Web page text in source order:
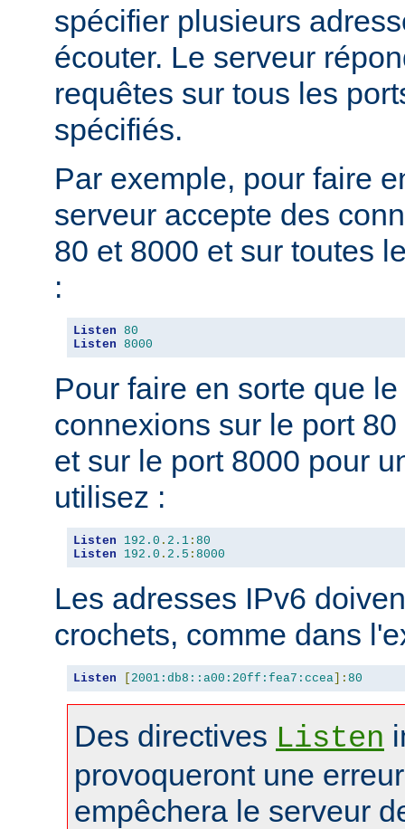
spécifier plusieurs
écouter. Le serveur
requêtes sur tous les
spécifiés.
Par exemple, pour faire
serveur accepte des
80 et 8000 et sur toutes
:
Listen 80
Listen 8000
Pour faire en sorte que
connexions sur le port
et sur le port 8000 pour
utilisez :
Listen 192.0 . 2.1 : 80
Listen
192.0 . 2.5 : 8000
Les adresses IPv6
crochets, comme dans
Listen [ 2001:db8::a00:20ff:fea7:ccea]: 80
Des directives Listen
provoqueront une
empêchera le serveur